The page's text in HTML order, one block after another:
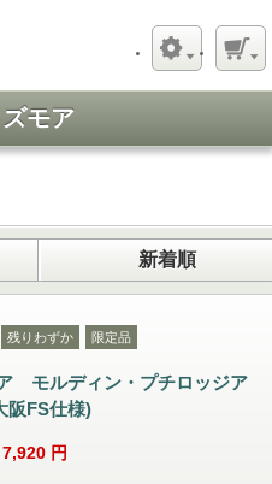
モア
新着順
残りわずか 限定品
モルディン・プチロッジア
FS仕様)
7,920 円